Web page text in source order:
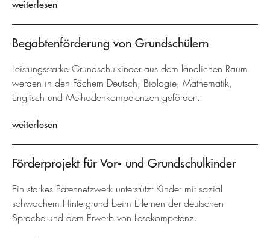
weiterlesen
Begabtenförderung von Grundschülern
Leistungsstarke Grundschulkinder aus dem ländlichen Raum
werden in den Fächern Deutsch, Biologie, Mathematik,
Englisch und Methodenkompetenzen gefördert.
weiterlesen
Förderprojekt für Vor- und Grundschulkinder
Ein starkes Patennetzwerk unterstützt Kinder mit sozial
schwachem Hintergrund beim Erlernen der deutschen
Sprache und dem Erwerb von Lesekompetenz.